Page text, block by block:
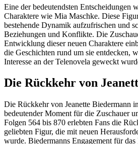
Eine der bedeutendsten Entscheidungen
Charaktere wie Mia Maschke. Diese
bestehende Dynamik aufzufrischen und
Beziehungen und Konflikte. Die
Entwicklung dieser neuen Charaktere
die Geschichten rund um sie entdecken,
Interesse an der Telenovela geweckt
Die Rückkehr von
Die Rückkehr von Jeanette Biedermann
bedeutender Moment für die Zuschauer
Folgen 564 bis 870 erlebten Fans die
geliebten Figur, die mit neuen
wurde. Biedermanns Engagement für